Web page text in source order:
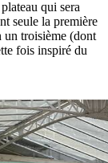
qui sera
seule la première
un troisième (dont
fois inspiré du